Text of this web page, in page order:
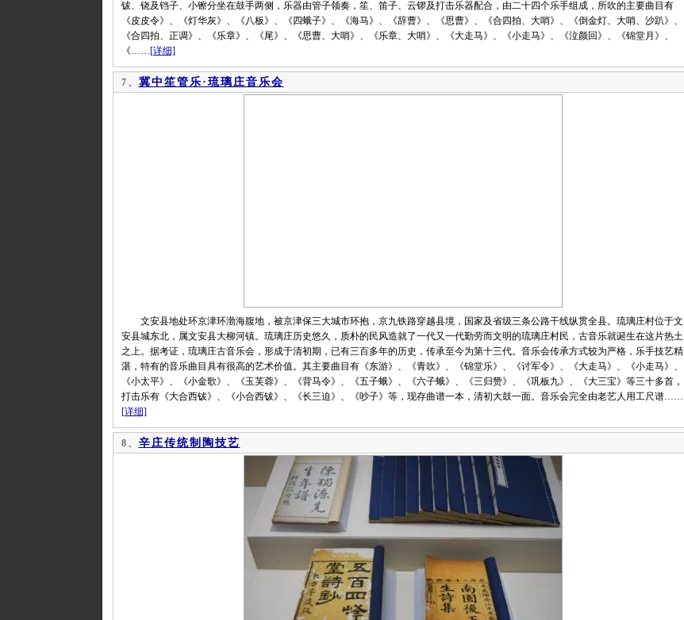
钹、铙及铛子、小镲分坐在鼓手两侧，乐器由管子领奏，笙、笛子、云锣及打击乐器配合，由二十四个乐手组成，所吹的主要曲目有
《皮皮令》、《灯华灰》、《八板》、《四蛾子》、《海马》、《辞曹》、《思曹》、《合四拍、大哨》、《倒金灯、大哨、沙趴》、
《合四拍、正调》、《乐章》、《尾》、《思曹、大哨》、《乐章、大哨》、《大走马》、《小走马》、《泣颜回》、《锦堂月》、
《……[详细]
7、 冀中笙管乐·琉璃庄音乐会
文安县地处环京津环渤海腹地，被京津保三大城市环抱，京九铁路穿越县境，国家及省级三条公路干线纵贯全县。琉璃庄村位于文
安县城东北，属文安县大柳河镇。琉璃庄历史悠久，质朴的民风造就了一代又一代勤劳而文明的琉璃庄村民，古音乐就诞生在这片热土
之上。据考证，琉璃庄古音乐会，形成于清初期，已有三百多年的历史，传承至今为第十三代。音乐会传承方式较为严格，乐手技艺精
湛，特有的音乐曲目具有很高的艺术价值。其主要曲目有《东游》、《青吹》、《锦堂乐》、《讨军令》、《大走马》、《小走马》、
《小太平》、《小金歌》、《玉芙蓉》、《背马令》、《五子蛾》、《六子蛾》、《三归赞》、《巩板九》、《大三宝》等三十多首，
打击乐有《大合西钹》、《小合西钹》、《长三迫》、《吵子》等，现存曲谱一本，清初大鼓一面。音乐会完全由老艺人用工尺谱……
[详细]
8、 辛庄传统制陶技艺